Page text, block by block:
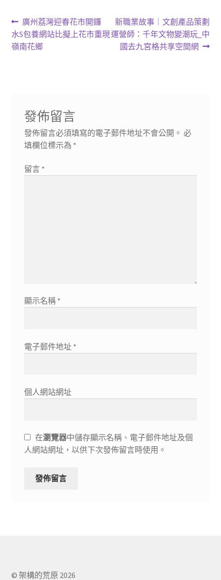
文
章
上
一
篇
廣州荔灣迎春花市開鑼
水S包養網站比擬上花市重現
嶺南花鄉
下
一
篇
新職業故事｜文創產品策劃
運營師：千年文物變潮玩_中
國去九宮格共享空間網
發佈留言
發佈留言必須填寫的電子郵件地址不會公開。 必
填欄位標示為 *
留言 *
顯示名稱 *
電子郵件地址 *
個人網站網址
在瀏覽器中儲存顯示名稱、電子郵件地址及個
人網站網址，以供下次發佈留言時使用。
© 架構的荒原 2026